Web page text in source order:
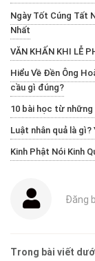
Ngày Tốt Cúng Tất
Nhất
VĂN KHẤN KHI LỄ
Hiểu Về Đền Ông
cầu gì đúng?
10 bài học từ
Luật nhân quả là
Kinh Phật Nói Kinh
Đăng
Trong bài viết